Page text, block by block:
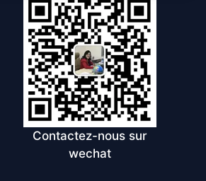
Contactez-nous sur
wechat